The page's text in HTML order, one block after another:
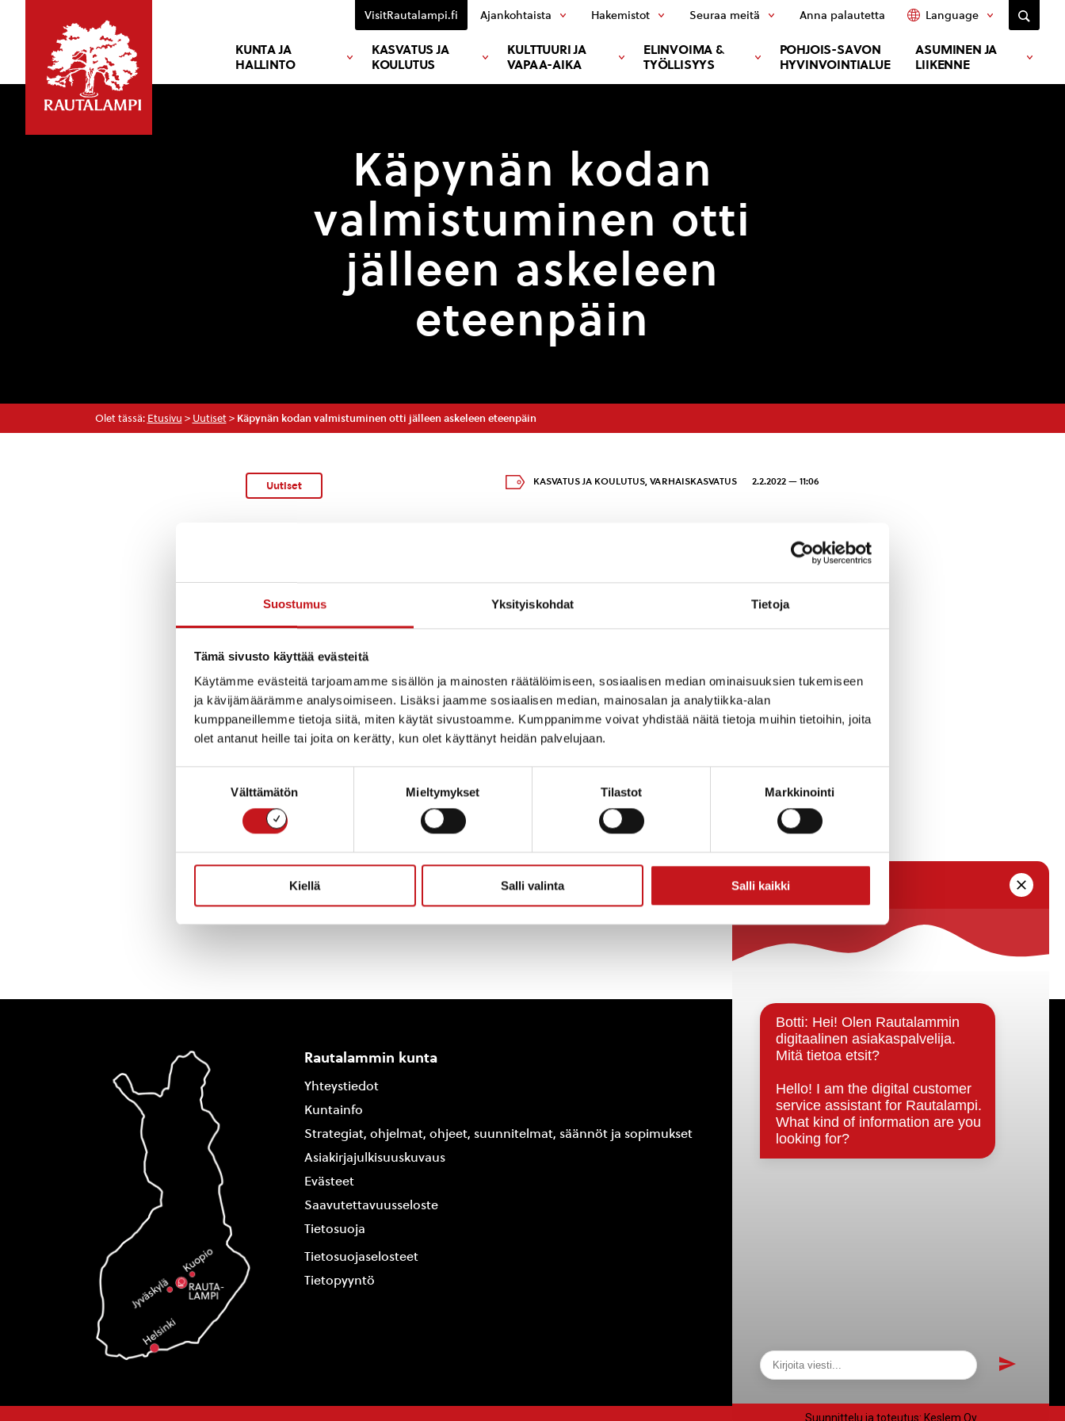
Suostumus Yksityiskohdat Tietoja
Tämä sivusto käyttää evästeitä
Käytämme evästeitä tarjoamamme sisällön ja mainosten räätälöimiseen, sosiaalisen median ominaisuuksien tukemiseen
ja kävijämäärämme analysoimiseen. Lisäksi jaamme sosiaalisen median, mainosalan ja analytiikka-alan
kumppaneillemme tietoja siitä, miten käytät sivustoamme. Kumppanimme voivat yhdistää näitä tietoja muihin tietoihin, joita
olet antanut heille tai joita on kerätty, kun olet käyttänyt heidän palvelujaan.
Välttämätön Mieltymykset Tilastot Markkinointi
Kiellä Salli valinta Salli kaikki
KUNTA JA
HALLINTO
KASVATUS JA
KOULUTUS
KULTTUURI JA
VAPAA-AIKA
ELINVOIMA &
TYÖLLISYYS
POHJOIS-SAVON
HYVINVOINTIALUE
ASUMINEN JA
LIIKENNE
VisitRautalampi.fi Ajankohtaista Hakemistot Seuraa meitä Anna palautetta Language
Käpynän kodan
valmistuminen otti
jälleen askeleen
eteenpäin
Olet tässä: Etusivu > Uutiset> Käpynän kodan valmistuminen otti jälleen askeleen eteenpäin
Uutiset KASVATUS JA KOULUTUS,VARHAISKASVATUS 2.2.2022 — 11:06
Tammikuisena lauantaina noin kymmenen aktiivista ja innokasta talkoolaista maalasi
Rautalammin Kivisalmentiellä. Tilan käyttömahdollisuudesta isot kiitokset omistajille!
`Tämä on niin terapeuttista` tai `Miten tämä maalaaminen onkin näin mukavaa täällä,
mutta jos kotona pitäisi aloittaa, niin .. ` Muun muassa nämä osuvat kommentit
Käpynän kodan rakentaminen etenee OSPA –hankkeen tukemana. Toivon mukaan
kota on kuntalaisten käytössä viimeistään syksyllä 2022. Kota toimii mm.
metsäeskarilaisten tukikohtana, kunnan asukkaiden yhteisöllisenä kohtaamispaikkana
ja luontoliikuntakeskuksena. Se on helposti saavutettava tila ympäristöineen
Turkkilanvuoren kupeessa lähellä urheilukenttää ja keskustan palveluja. Kodan
rakentumisesta ja hankkeen etenemisestä tiedotetaan paikallisissa lehdissä ja kunnan
sivuilla, lisätietoa myös https://www.mansikkary.fi/fi/hankkeet/ospa-hanke/.
« Uutishuone
Rautalammin kunta
Yhteystiedot
Kuntainfo
Strategiat, ohjelmat, ohjeet, suunnitelmat, säännöt ja sopimukset
Asiakirjajulkisuuskuvaus
Evästeet
Saavutettavuusseloste
Tietosuoja
Tietosuojaselosteet
Tietopyyntö
Päätöksenteko ja lähidemokratia
Päätökset, esityslistat & pöytäkirjat
Hallinto
Kunnanhallitus
Kunnanvaltuusto